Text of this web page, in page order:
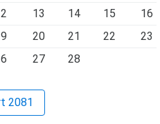
13 14 15
16
20 21 22
23
27 28
2081